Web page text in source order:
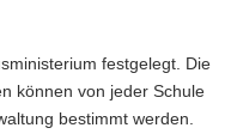
festgelegt. Die
können von jeder Schule
bestimmt werden.